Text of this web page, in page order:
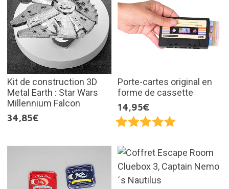
Kit de construction 3D
Metal Earth : Star Wars
Millennium Falcon
34,85€
Porte-cartes original en
forme de cassette
14,95€